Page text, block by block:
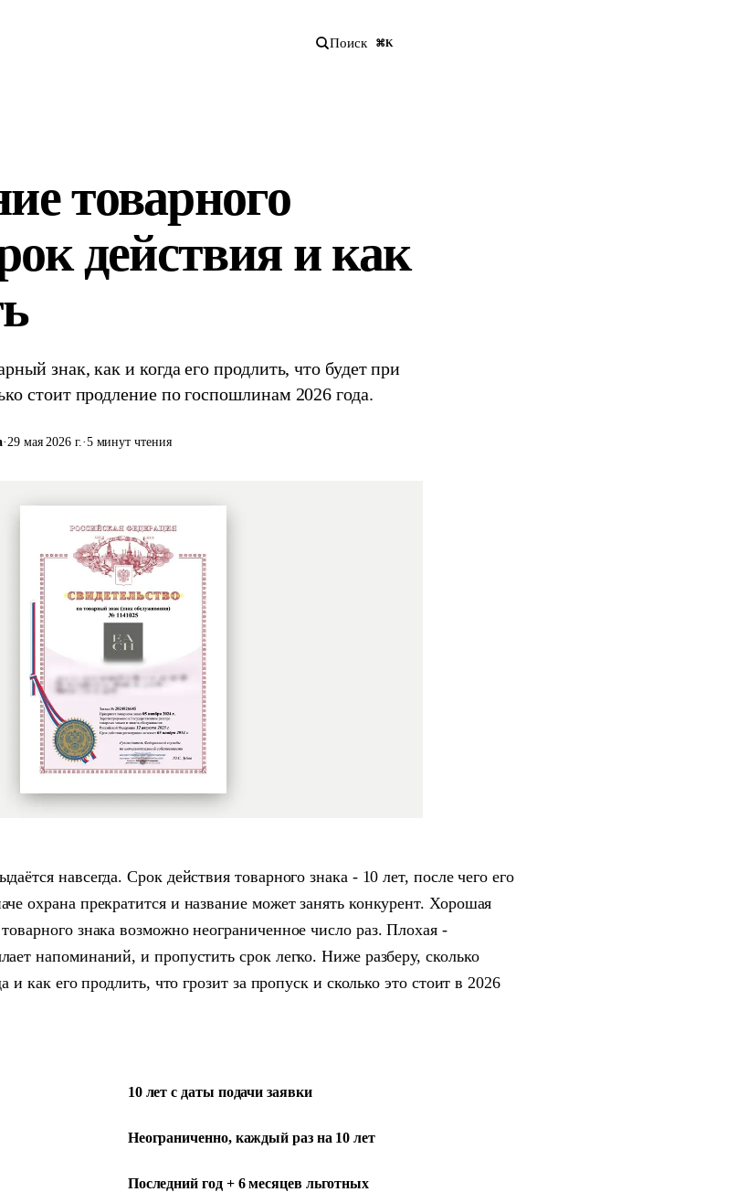
Поиск ⌘K
товарного
действия и как
знак, как и когда его продлить, что будет при
стоит продление по госпошлинам 2026 года.
·29 мая 2026 г.·5 минут чтения
навсегда. Срок действия товарного знака - 10 лет, после чего его
охрана прекратится и название может занять конкурент. Хорошая
знака возможно неограниченное число раз. Плохая -
напоминаний, и пропустить срок легко. Ниже разберу, сколько
и как его продлить, что грозит за пропуск и сколько это стоит в 2026
10 лет с даты подачи заявки
Неограниченно, каждый раз на 10 лет
Последний год + 6 месяцев льготных